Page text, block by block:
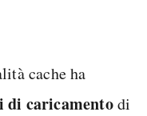
cache ha
di caricamentodi